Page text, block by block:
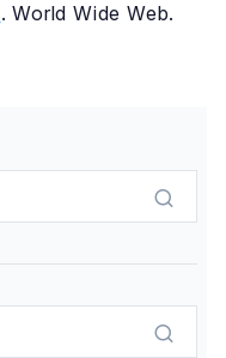
. World Wide Web.